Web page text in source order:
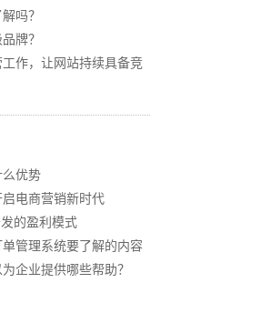
吗？
牌？
作，让网站持续具备竞
优势
电商营销新时代
的盈利模式
管理系统要了解的内容
企业提供哪些帮助？